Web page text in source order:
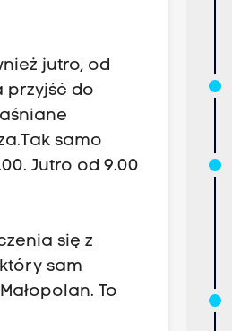
jutro, od
przyjść do
samo
Jutro od 9.00
się z
sam
To